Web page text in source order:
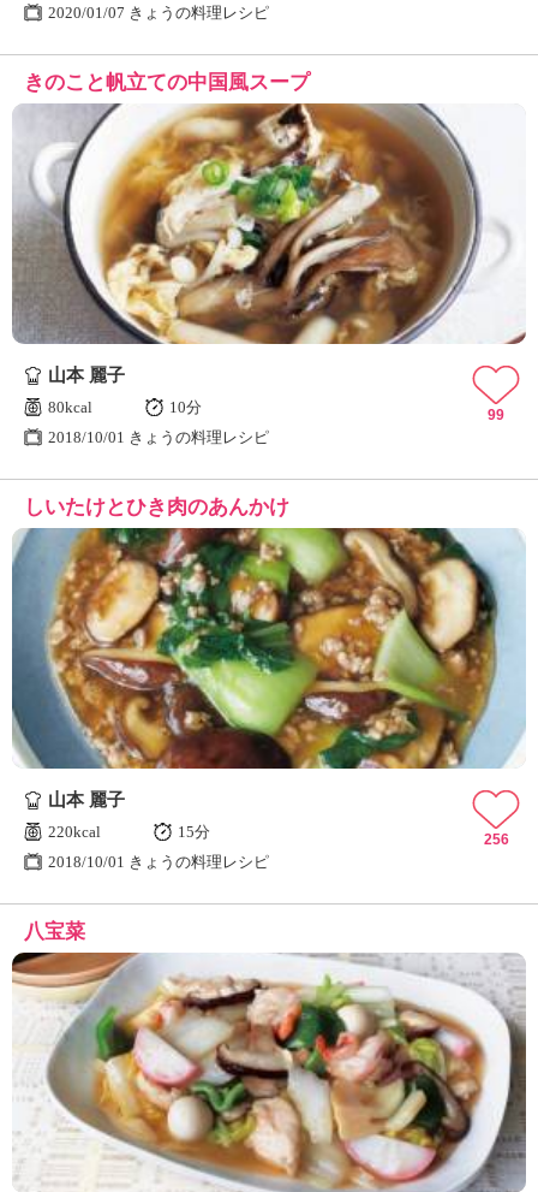
2020/01/07 きょうの料理レシピ
きのこと帆立ての中国風スープ
山本 麗子
80kcal
10分
2018/10/01 きょうの料理レシピ
99
しいたけとひき肉のあんかけ
山本 麗子
220kcal
15分
2018/10/01 きょうの料理レシピ
256
八宝菜